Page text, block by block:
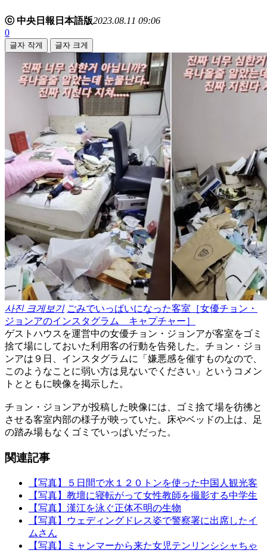
ⓒ 中央日報日本語版2023.08.11 09:06
0
글자 작게 글자 크게
사진 크게보기 ごみでいっぱいになった客室［女優チョン・
ジョンアのインスタグラム キャプチャー］
ゲストハウスを運営中の女優チョン・ジョンアが客室をゴミ
捨て場にしておいた利用客の行動を告発した。チョン・ジョ
ンアは９日、インスタグラムに「嫌悪感を催すものなので、
このようなことに弱い方は見ないでください」というコメン
トとともに映像を掲示した。
チョン・ジョンアが投稿した映像には、ゴミ捨て場を彷彿と
させる客室内部の様子が映っていた。床やベッドの上は、足
の踏み場もなくゴミでいっぱいだった。
関連記事
【写真】５日間で水１２０トンを使った中国人観光客
【写真】教壇に寝転がって女性教師を撮影する中学生
【写真】漢江を泳ぐ正体不明の生物
【写真】ウェディングドレス姿で警察署に出席したイ
ムさん
【写真】ミャンマーから来た女児テンリンシシャちゃ